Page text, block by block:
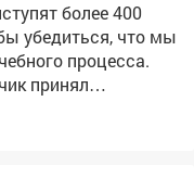
более 400
убедиться, что мы
процесса.
принял